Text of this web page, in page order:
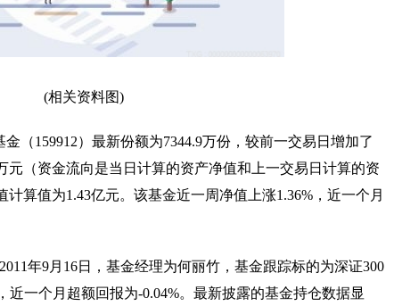
(相关资料图)
（159912）最新份额为7344.9万份，较前一交易日增加了
元（资金流向是当日计算的资产净值和上一交易日计算的资
算值为1.43亿元。该基金近一周净值上涨1.36%，近一个月
年9月16日，基金经理为何丽竹，基金跟踪标的为深证300
近一个月超额回报为-0.04%。最新披露的基金持仓数据显